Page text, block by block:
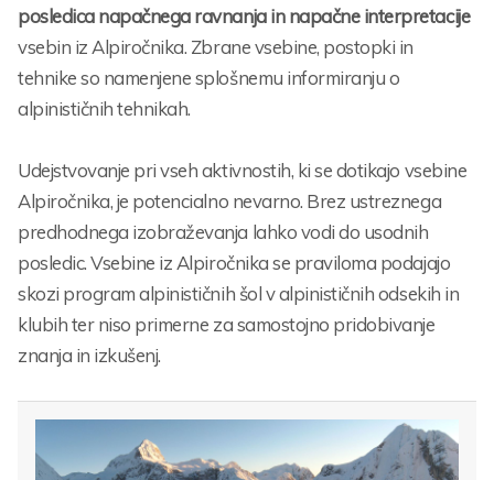
posledica napačnega ravnanja in napačne interpretacije
vsebin iz Alpiročnika. Zbrane vsebine, postopki in
tehnike so namenjene splošnemu informiranju o
alpinističnih tehnikah.
Udejstvovanje pri vseh aktivnostih, ki se dotikajo vsebine
Alpiročnika, je potencialno nevarno. Brez ustreznega
predhodnega izobraževanja lahko vodi do usodnih
posledic. Vsebine iz Alpiročnika se praviloma podajajo
skozi program alpinističnih šol v alpinističnih odsekih in
klubih ter niso primerne za samostojno pridobivanje
znanja in izkušenj.